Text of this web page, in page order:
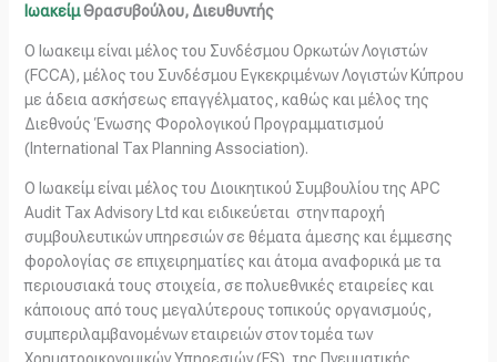
ΙωακείμΘρασυβούλου, Διευθυντής
Ο Ιωακειμ είναι μέλος του Συνδέσμου Ορκωτών Λογιστών
(FCCA), μέλος του Συνδέσμου Εγκεκριμένων Λογιστών Κύπρου
με άδεια ασκήσεως επαγγέλματος, καθώς και μέλος της
Διεθνούς Ένωσης Φορολογικού Προγραμματισμού
(International Tax Planning Association).
Ο Ιωακείμ είναι μέλος του Διοικητικού Συμβουλίου της APC
Audit Tax Advisory Ltd και ειδικεύεται στην παροχή
συμβουλευτικών υπηρεσιών σε θέματα άμεσης και έμμεσης
φορολογίας σε επιχειρηματίες και άτομα αναφορικά με τα
περιουσιακά τους στοιχεία, σε πολυεθνικές εταιρείες και
κάποιους από τους μεγαλύτερους τοπικούς οργανισμούς,
συμπεριλαμβανομένων εταιρειών στον τομέα των
Χρηματοοικονομικών Υπηρεσιών (FS), της Πνευματικής